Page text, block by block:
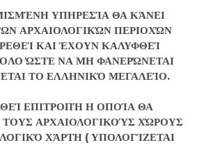
ΥΠΗΡΕΣΊΑ ΘΑ ΚΆΝΕΙ
ΑΡΧΑΙΟΛΟΓΙΚΏΝ ΠΕΡΙΟΧΏΝ
ΚΑΙ ΈΧΟΥΝ ΚΑΛΥΦΘΕΊ
ΏΣΤΕ ΝΑ ΜΗ ΦΑΝΕΡΏΝΕΤΑΙ
ΤΟ ΕΛΛΗΝΙΚΌ ΜΕΓΑΛΕΊΟ.
ΕΠΙΤΡΟΠΉ Η ΟΠΟΊΑ ΘΑ
ΤΟΥΣ ΑΡΧΑΙΟΛΟΓΙΚΟΎΣ ΧΏΡΟΥΣ
ΧΆΡΤΗ ( ΥΠΟΛΟΓΊΖΕΤΑΙ